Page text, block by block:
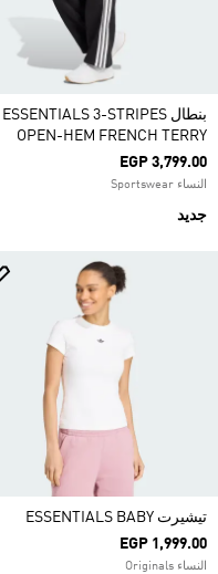
بنطال ESSENTIALS 3-STRIPES
OPEN-HEM FRENCH TERRY
EGP 3,799.00
النساء Sportswear
جديد
تيشيرت ESSENTIALS BABY
EGP 1,999.00
النساء Originals